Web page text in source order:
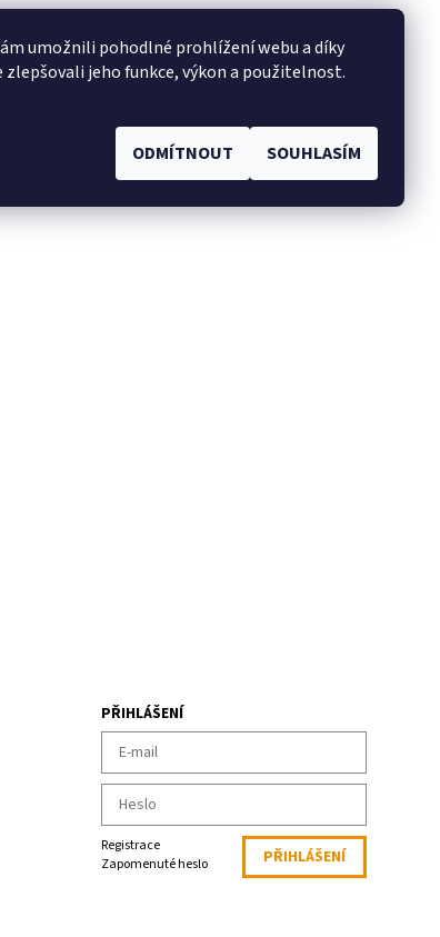
PŘIHLÁŠENÍ
Registrace
Zapomenuté heslo
umožnili pohodlné prohlížení webu a díky
jeho funkce, výkon a použitelnost.
ODMÍTNOUT SOUHLASÍM